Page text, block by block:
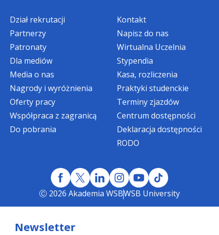
nie obowiązuje.
PROMOCJE NA STUDIA
PIERWSZEGO STOPNIA ORAZ
JEDNOLITE MAGISTERSKIE
Zniżka specjalna w wysokości dwóch rat
rozpoczynających studia niestacjonarne
I stopnia orazjednolite magisterskie
(bonifikata rozliczana w ramach IV i V raty
czesnego w semestrze I)
Promocja ograniczona czasowo:
mgr Ewa Domnik, Specjalista ds. Studiów
Podyplomowych i Rekrutacji
tel.
32 295 93 12
e-mail:edomnik@wsb.edu.pl
Dział rekrutacji
Partnerzy
Patronaty
Dla mediów
Media o nas
Nagrody i wyróżnienia
Oferty pracy
Współpraca z zagranicą
Do pobrania
Kontakt
Napisz do nas
Wirtualna Uczelnia
Stypendia
Kasa, rozliczenia
Praktyki studenckie
Terminy zjazdów
Centrum dostępności
Deklaracja dostępności
RODO
Ⓒ 2026 Akademia WSBWSB University
Newsletter